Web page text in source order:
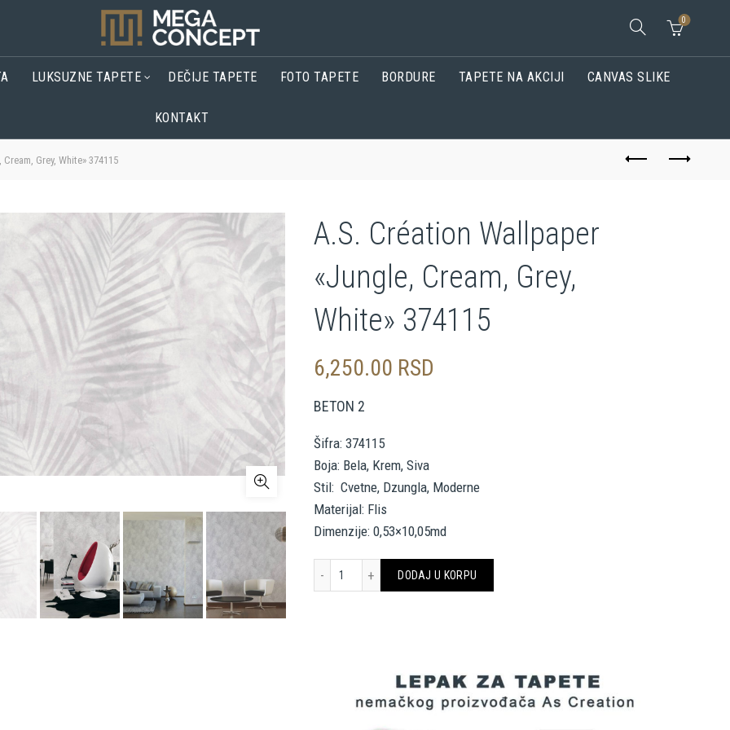
0
LUKSUZNE TAPETE DEČIJE TAPETE FOTO TAPETE BORDURE TAPETE NA AKCIJI CANVAS SLIKE
KONTAKT
Grey, White» 374115
A.S. Création Wallpaper
«Jungle, Cream, Grey,
White» 374115
6,250.00 RSD
BETON 2
Šifra: 374115
Boja: Bela, Krem, Siva
Stil: Cvetne, Dzungla, Moderne
Materijal: Flis
Dimenzije: 0,53×10,05md
DODAJ U KORPU